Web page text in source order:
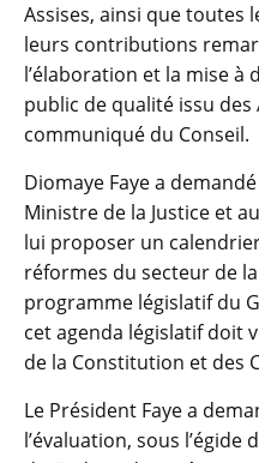
Assises, ainsi que toutes
leurs contributions
l’élaboration et la mise à
public de qualité issu des
communiqué du Conseil.
Diomaye Faye a
Ministre de la Justice et
lui proposer un
réformes du secteur de
programme législatif du
cet agenda législatif doit
de la Constitution et des
Le Président Faye a
l’évaluation, sous